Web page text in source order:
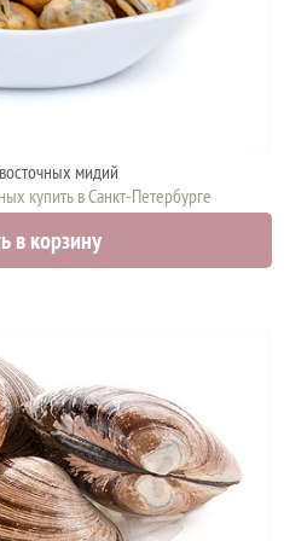
мидий
купить в Санкт-Петербурге
в корзину